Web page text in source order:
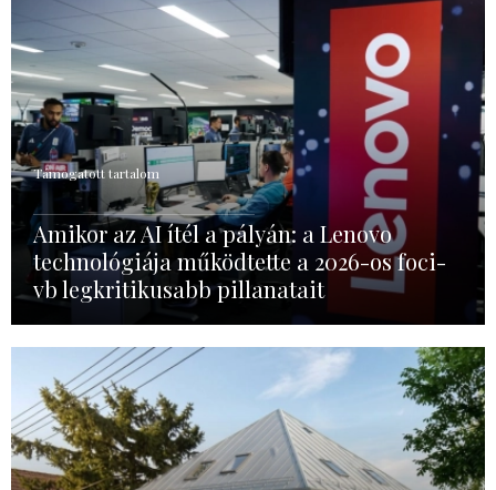
Támogatott tartalom
Amikor az AI ítél a pályán: a Lenovo
technológiája működtette a 2026-os foci-
vb legkritikusabb pillanatait